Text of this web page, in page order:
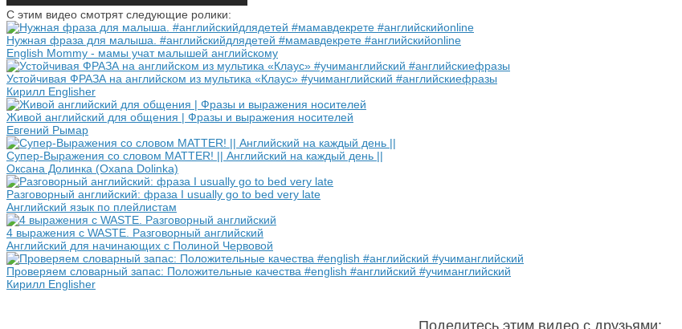
С этим видео смотрят следующие ролики:
Нужная фраза для малыша. #английскийдлядетей #мамавдекрете #английскийonline
English Mommy - мамы учат малышей английскому
Устойчивая ФРАЗА на английском из мультика «Клаус» #учиманглийский #английскиефразы
Кирилл Englisher
Живой английский для общения | Фразы и выражения носителей
Евгений Рымар
Супер-Выражения со словом MATTER! || Английский на каждый день ||
Оксана Долинка (Oxana Dolinka)
Разговорный английский: фраза I usually go to bed very late
Английский язык по плейлистам
4 выражения с WASTE. Разговорный английский
Английский для начинающих с Полиной Червовой
Проверяем словарный запас: Положительные качества #english #английский #учиманглийский
Кирилл Englisher
Поделитесь этим видео с друзьями: